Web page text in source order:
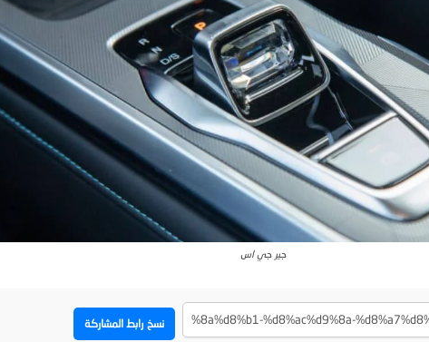
جير جي اس
نسخ رابط المشاركة